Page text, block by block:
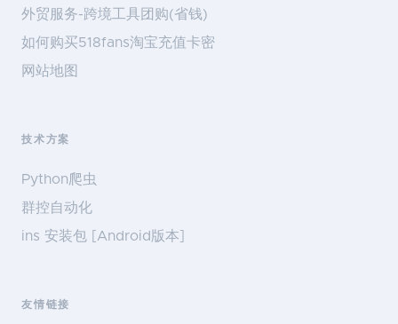
外贸服务-跨境工具团购(省钱)
如何购买518fans淘宝充值卡密
网站地图
技术方案
Python爬虫
群控自动化
ins 安装包 [Android版本]
友情链接